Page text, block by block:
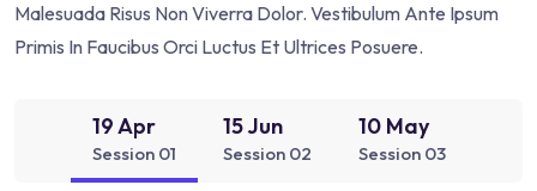
Malesuada Risus Non Viverra Dolor. Vestibulum Ante Ipsum
Primis In Faucibus Orci Luctus Et Ultrices Posuere.
19 Apr
Session 01
15 Jun
Session 02
10 May
Session 03